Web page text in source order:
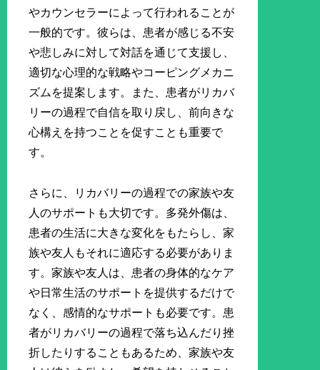
やカウンセラーによって行われることが
一般的です。彼らは、患者が感じる不安
や悲しみに対して対話を通じて支援し、
適切な心理的な戦略やコーピングメカニ
ズムを提案します。また、患者がリカバ
リーの過程で自信を取り戻し、前向きな
心構えを持つことを促すことも重要で
す。
さらに、リカバリーの過程での家族や友
人のサポートも大切です。多発外傷は、
患者の生活に大きな変化をもたらし、家
族や友人もそれに適応する必要がありま
す。家族や友人は、患者の身体的なケア
や日常生活のサポートを提供するだけで
なく、感情的なサポートも必要です。患
者がリカバリーの過程で落ち込んだり挫
折したりすることもあるため、家族や友